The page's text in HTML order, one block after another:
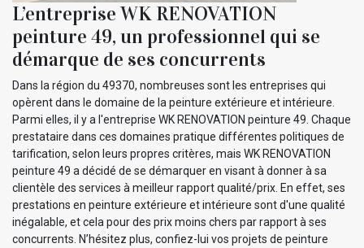
L’entreprise WK RENOVATION
peinture 49, un professionnel qui se
démarque de ses concurrents
Dans la région du 49370, nombreuses sont les entreprises qui
opèrent dans le domaine de la peinture extérieure et intérieure.
Parmi elles, il y a l'entreprise WK RENOVATION peinture 49. Chaque
prestataire dans ces domaines pratique différentes politiques de
tarification, selon leurs propres critères, mais WK RENOVATION
peinture 49 a décidé de se démarquer en visant à donner à sa
clientèle des services à meilleur rapport qualité/prix. En effet, ses
prestations en peinture extérieure et intérieure sont d'une qualité
inégalable, et cela pour des prix moins chers par rapport à ses
concurrents. N’hésitez plus, confiez-lui vos projets de peinture